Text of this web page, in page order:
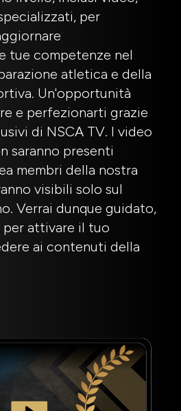
per
tue competenze nel
atletica e della
Un'opportunità
e perfezionarti grazie
di NSCA TV. I video
saranno presenti
membri della nostra
visibili solo sul
Verrai dunque guidato,
per attivare il tuo
ai contenuti della